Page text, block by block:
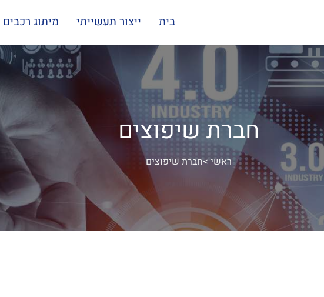
בית ייצור תעשייתי מיתוג רכבים
חברת שיפוצים
ראשי>חברת שיפוצים